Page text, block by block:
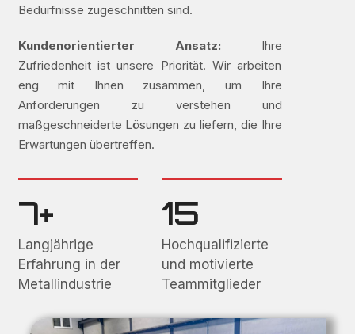
Bedürfnisse zugeschnitten sind.
Kundenorientierter Ansatz: Ihre
Zufriedenheit ist unsere Priorität. Wir arbeiten
eng mit Ihnen zusammen, um Ihre
Anforderungen zu verstehen und
maßgeschneiderte Lösungen zu liefern, die Ihre
Erwartungen übertreffen.
7+
Langjährige
Erfahrung in der
Metallindustrie
15
Hochqualifizierte
und motivierte
Teammitglieder